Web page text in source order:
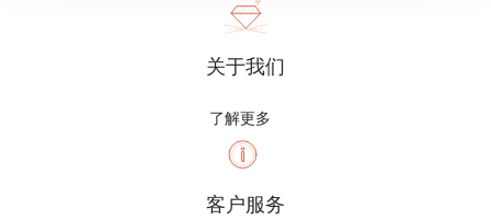
关于我们
了解更多
客户服务